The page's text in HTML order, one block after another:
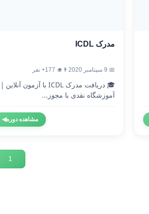
مدرک ICDL
📅 9 سپتامبر 2020 👨‍🎓 177+ نفر
🎓 دریافت مدرک ICDL با آزمون آنلاین |
آموزشگاه نقدی با مجوز...
مشاهده دوره◀
1